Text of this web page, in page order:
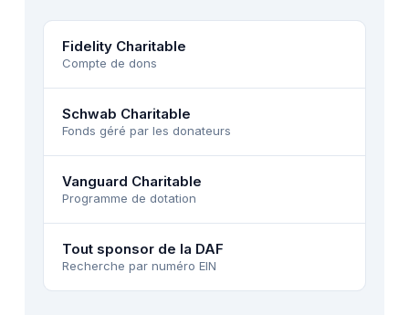
Fidelity Charitable
Compte de dons
Schwab Charitable
Fonds géré par les donateurs
Vanguard Charitable
Programme de dotation
Tout sponsor de la DAF
Recherche par numéro EIN